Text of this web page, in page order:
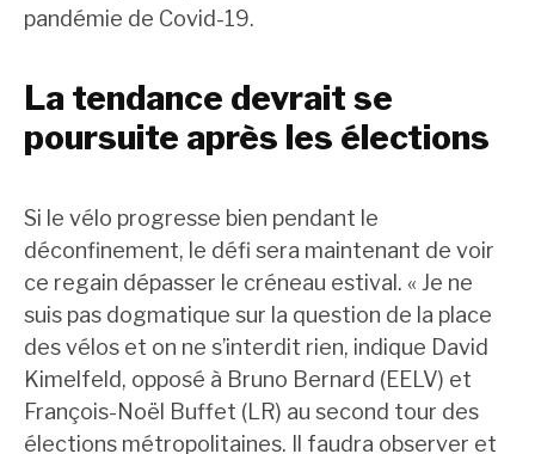
pandémie de Covid-19.
La tendance devrait se
poursuite après les élections
Si le vélo progresse bien pendant le
déconfinement, le défi sera maintenant de voir
ce regain dépasser le créneau estival. « Je ne
suis pas dogmatique sur la question de la place
des vélos et on ne s’interdit rien, indique David
Kimelfeld, opposé à Bruno Bernard (EELV) et
François-Noël Buffet (LR) au second tour des
élections métropolitaines. Il faudra observer et